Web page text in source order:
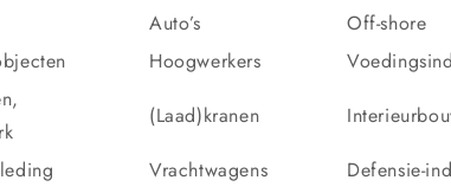
Auto’s
Off-shore
Hoogwerkers
(Laad)kranen
Vrachtwagens
Defensie-